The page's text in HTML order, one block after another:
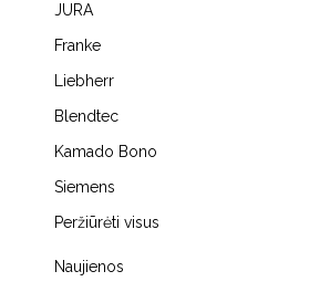
JURA
Franke
Liebherr
Blendtec
Kamado Bono
Siemens
Peržiūrėti visus
Naujienos